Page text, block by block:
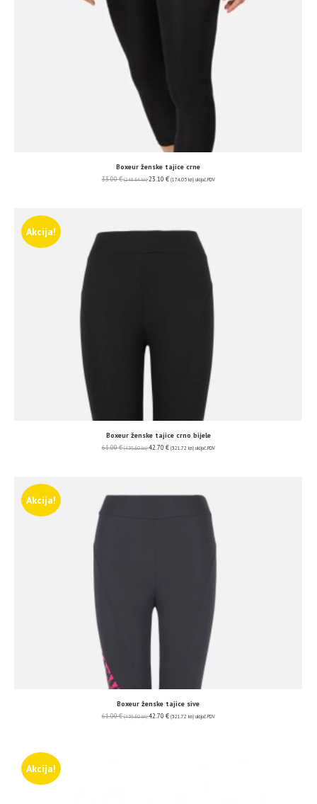
Boxeur ženske tajice crne
33.00€ (248.64 kn) 23.10 € (174.05 kn) uključ. PDV
Akcija!
Boxeur ženske tajice crno bijele
61.00€ (459.60 kn) 42.70 € (321.72 kn) uključ. PDV
Akcija!
Boxeur ženske tajice sive
61.00€ (459.60 kn) 42.70 € (321.72 kn) uključ. PDV
Akcija!